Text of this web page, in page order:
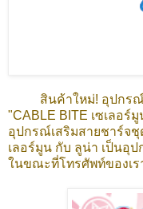
สินค้าใหม่! อุปกรณ์เ
"CABLE BITE เซเลอร์
อุปกรณ์เสริมสายชาร์จ
เลอร์มูน กับ ลูน่า เป็นอุ
ในขณะที่โทรศัพท์ของเร